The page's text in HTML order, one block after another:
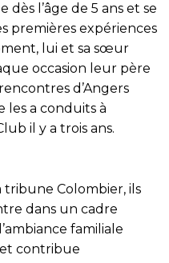
l’âge de 5 ans et se
premières expériences
lui et sa sœur
occasion leur père
d’Angers
les a conduits à
il y a trois ans.
tribune Colombier, ils
dans un cadre
familiale
contribue